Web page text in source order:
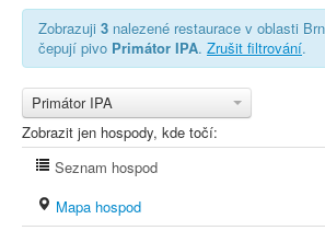
Zobrazuji 3 nalezené restaurace v oblasti
čepují pivo Primátor IPA. Zrušit filtrování.
Primátor IPA
Zobrazit jen hospody, kde točí:
Seznam hospod
Mapa hospod